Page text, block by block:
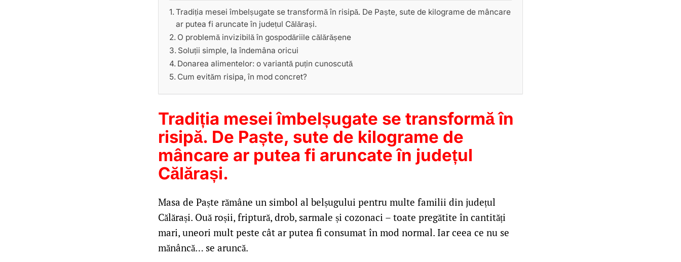
Tradiția mesei îmbelșugate se transformă în risipă. De Paște, sute de kilograme de mâncare
ar putea fi aruncate în județul Călărași.
O problemă invizibilă în gospodăriile călărășene
Soluții simple, la îndemâna oricui
Donarea alimentelor: o variantă puțin cunoscută
Cum evităm risipa, în mod concret?
Tradiția mesei îmbelșugate se transformă în
risipă. De Paște, sute de kilograme de
mâncare ar putea fi aruncate în județul
Călărași.
Masa de Paște rămâne un simbol al belșugului pentru multe familii din județul
Călărași. Ouă roșii, friptură, drob, sarmale și cozonaci – toate pregătite în cantități
mari, uneori mult peste cât ar putea fi consumat în mod normal. Iar ceea ce nu se
mănâncă… se aruncă.